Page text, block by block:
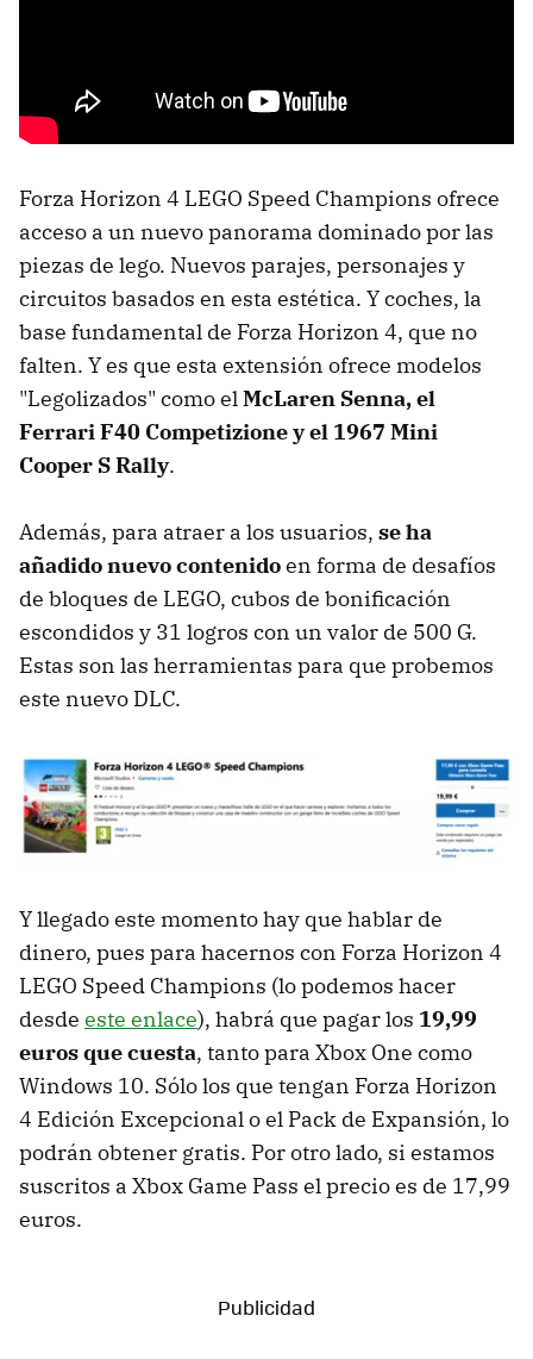
Forza Horizon 4 LEGO Speed ​​Champions ofrece
acceso a un nuevo panorama dominado por las
piezas de lego. Nuevos parajes, personajes y
circuitos basados en esta estética. Y coches, la
base fundamental de Forza Horizon 4, que no
falten. Y es que esta extensión ofrece modelos
"Legolizados" como elMcLaren Senna, el
Ferrari F40 Competizione y el 1967 Mini
Cooper S Rally.
Además, para atraer a los usuarios, se ha
añadido nuevo contenidoen forma de desafíos
de bloques de LEGO, cubos de bonificación
escondidos y 31 logros con un valor de 500 G.
Estas son las herramientas para que probemos
este nuevo DLC.
Y llegado este momento hay que hablar de
dinero, pues para hacernos con Forza Horizon 4
LEGO Speed ​​Champions (lo podemos hacer
desde este enlace), habrá que pagar los 19,99
euros que cuesta, tanto para Xbox One como
Windows 10. Sólo los que tengan Forza Horizon
4 Edición Excepcional o el Pack de Expansión, lo
podrán obtener gratis. Por otro lado, si estamos
suscritos a Xbox Game Pass el precio es de 17,99
euros.